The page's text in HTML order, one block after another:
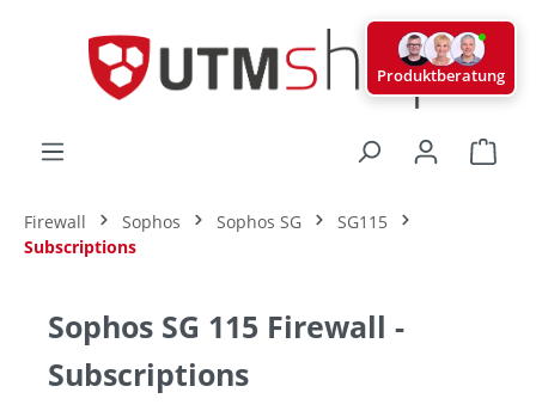
Firewall Sophos Sophos SG
SG115
Subscriptions
Sophos SG 115 Firewall -
Subscriptions
Produktberatung